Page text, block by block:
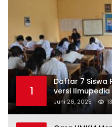
1
Daftar 7 Siswa
versi Ilmupedia
Juni 26, 2025